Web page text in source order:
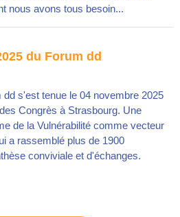
nous avons tous besoin...
du Forum dd
dd s'est tenue le 04 novembre 2025
Congrès à Strasbourg. Une
de la Vulnérabilité comme vecteur
a rassemblé plus de 1900
conviviale et d'échanges.